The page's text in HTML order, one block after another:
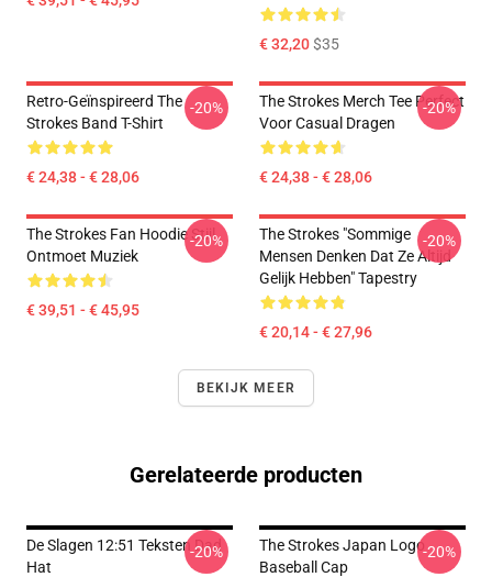
€ 32,20$35
Retro-Geïnspireerd The
Strokes Band T-Shirt
€ 24,38 - € 28,06
-20%
The Strokes Merch Tee Perfect
Voor Casual Dragen
€ 24,38 - € 28,06
-20%
The Strokes Fan Hoodie Stijl
Ontmoet Muziek
€ 39,51 - € 45,95
-20%
The Strokes "Sommige
Mensen Denken Dat Ze Altijd
Gelijk Hebben" Tapestry
€ 20,14 - € 27,96
-20%
BEKIJK MEER
Gerelateerde producten
De Slagen 12:51 Teksten Dad
Hat
-20%
The Strokes Japan Logo
Baseball Cap
-20%